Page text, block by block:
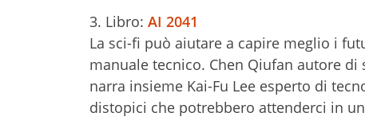
3. Libro: AI 2041
La sci-fi può aiutare a capire meglio i
manuale tecnico. Chen Qiufan autore
narra insieme Kai-Fu Lee esperto di
distopici che potrebbero attenderci in